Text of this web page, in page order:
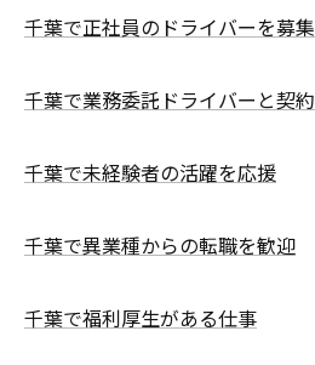
千葉で正社員のドライバーを募集
千葉で業務委託ドライバーと契約
千葉で未経験者の活躍を応援
千葉で異業種からの転職を歓迎
千葉で福利厚生がある仕事